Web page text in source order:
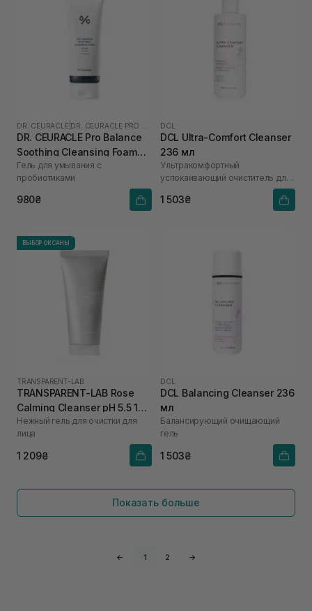
DR. CEURACLE
DR. CEURACLE Pro Balance
Soothing Cleansing Foam
150 мл
Гель для умывания с
пробиотиками
980₴
DCL
DCL Ultra-Comfort Cleanser
236 мл
Ультракомфортный
успокаивающий очиститель для
1 503₴
ВЫБОР ОКСАНЫ
TRANSPARENT-LAB
TRANSPARENT-LAB Rose
Calming Cleanser pH 5.5 150
мл
Нежный гель для очистки для
лица
1 209₴
DCL
DCL Balancing Cleanser 236
мл
Балансирующий очищающий
гель
1 503₴
Показать больше
← 1 2 →